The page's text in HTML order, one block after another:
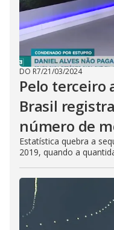
DO R7/21/03/2024
Pelo terceiro
Brasil
número de
Estatística quebra a
2019, quando a